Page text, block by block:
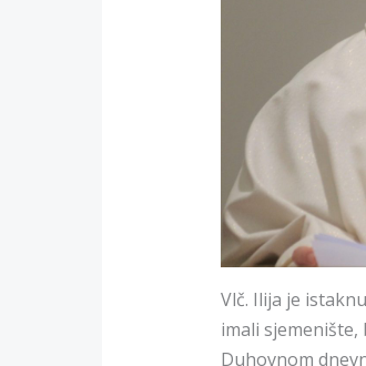
Vlč. Ilija je
imali
Duhovnom